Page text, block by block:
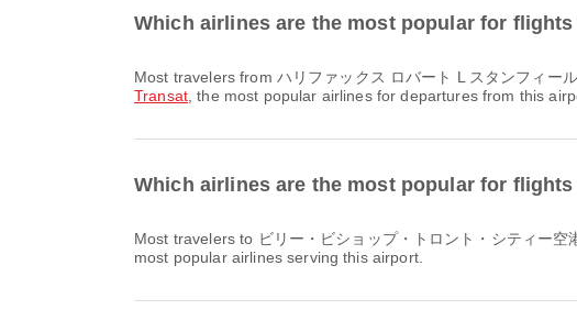
Which airlines are the most popular for flights
Most travelers from ハリファックス ロバート L スタンフィー
Transat, the most popular airlines for departures from this
Which airlines are the most popular for flights
Most travelers to ビリー・ビショップ・トロント・シティー空
most popular airlines serving this airport.